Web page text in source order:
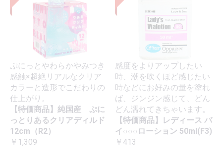
ぷにっとやわらかやみつき
感触×超絶リアルなクリア
カラーと造形でこだわりの
仕上がり。
【特価商品】純国産 ぷに
っとりあるクリアディルド
12cm（R2）
￥1,309
感度をよりアップしたい
時、潮を吹くほど感じたい
時などにお好みの量を塗れ
ば、ジンジン感じて、どん
どん濡れてきちゃいます。
【特価商品】レディース バ
イ○○○ローション 50ml(F3)
￥413